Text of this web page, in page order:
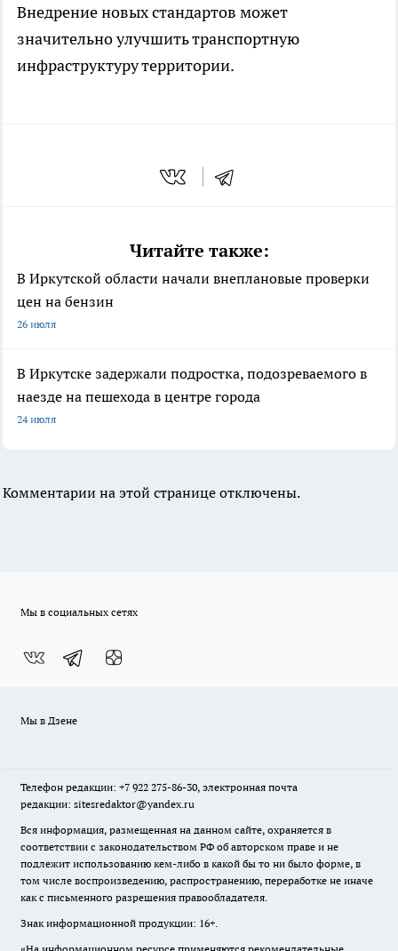
Внедрение новых стандартов может
значительно улучшить транспортную
инфраструктуру территории.
Читайте также:
В Иркутской области начали внеплановые проверки
цен на бензин
26 июля
В Иркутске задержали подростка, подозреваемого в
наезде на пешехода в центре города
24 июля
Комментарии на этой странице отключены.
Мы в социальных сетях
Мы в Дзене
Телефон редакции: +7 922 275-86-30, электронная почта
редакции: sitesredaktor@yandex.ru
Вся информация, размещенная на данном сайте, охраняется в
соответствии с законодательством РФ об авторском праве и не
подлежит использованию кем-либо в какой бы то ни было форме, в
том числе воспроизведению, распространению, переработке не иначе
как с письменного разрешения правообладателя.
Знак информационной продукции: 16+.